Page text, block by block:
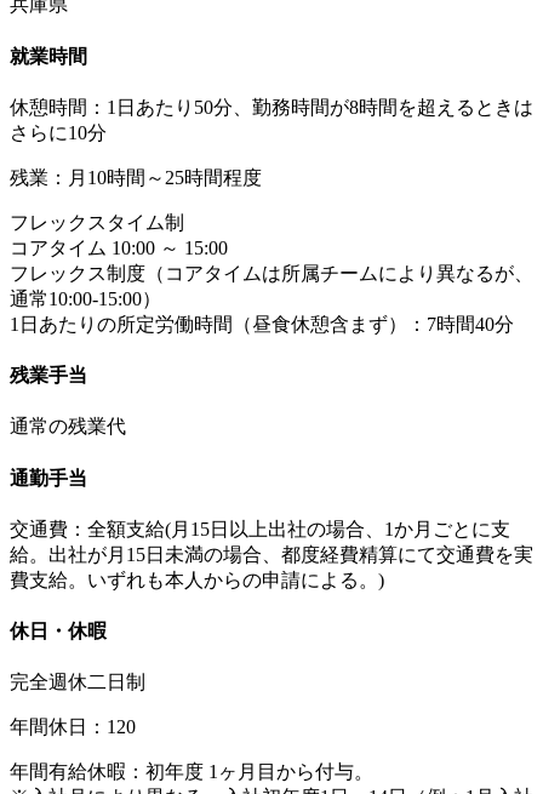
兵庫県
就業時間
休憩時間：1日あたり50分、勤務時間が8時間を超えるときは
さらに10分
残業：月10時間～25時間程度
フレックスタイム制
コアタイム 10:00 ～ 15:00
フレックス制度（コアタイムは所属チームにより異なるが、
通常10:00-15:00）
1日あたりの所定労働時間（昼食休憩含まず）：7時間40分
残業手当
通常の残業代
通勤手当
交通費：全額支給(月15日以上出社の場合、1か月ごとに支
給。出社が月15日未満の場合、都度経費精算にて交通費を実
費支給。いずれも本人からの申請による。)
休日・休暇
完全週休二日制
年間休日：120
年間有給休暇：初年度 1ヶ月目から付与。